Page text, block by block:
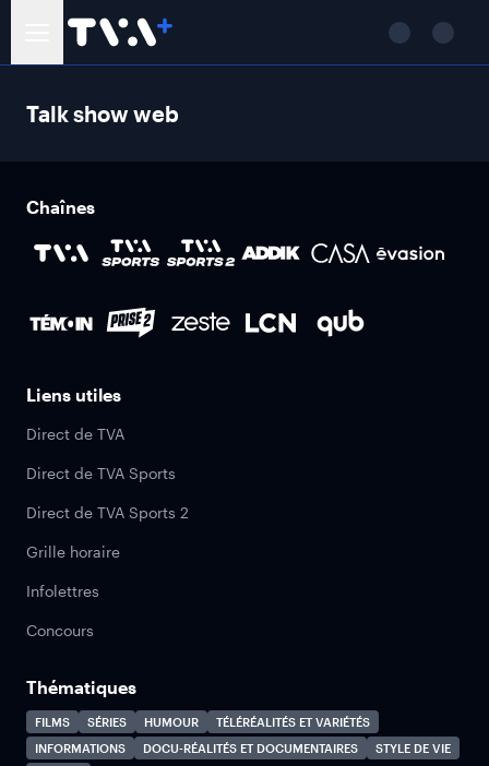
Talk show web
Chaînes
Liens utiles
Direct de TVA
Direct de TVA Sports
Direct de TVA Sports 2
Grille horaire
Infolettres
Concours
Thématiques
FILMS SÉRIES HUMOUR
TÉLÉRÉALITÉS ET VARIÉTÉS
INFORMATIONS
DOCU-RÉALITÉS ET DOCUMENTAIRES
STYLE DE VIE